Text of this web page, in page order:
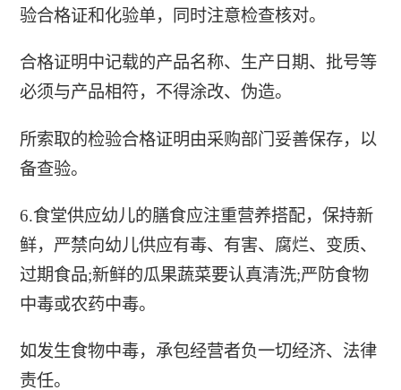
验合格证和化验单，同时注意检查核对。
合格证明中记载的产品名称、生产日期、批号等
必须与产品相符，不得涂改、伪造。
所索取的检验合格证明由采购部门妥善保存，以
备查验。
6.食堂供应幼儿的膳食应注重营养搭配，保持新
鲜，严禁向幼儿供应有毒、有害、腐烂、变质、
过期食品;新鲜的瓜果蔬菜要认真清洗;严防食物
中毒或农药中毒。
如发生食物中毒，承包经营者负一切经济、法律
责任。